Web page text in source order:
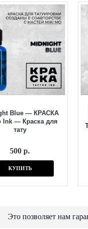
Blue — КРАСКА
Ink — Краска для
тату
500 р.
КУПИТЬ
Это позволяет нам